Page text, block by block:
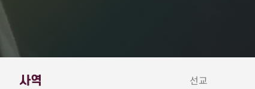
사역 선교